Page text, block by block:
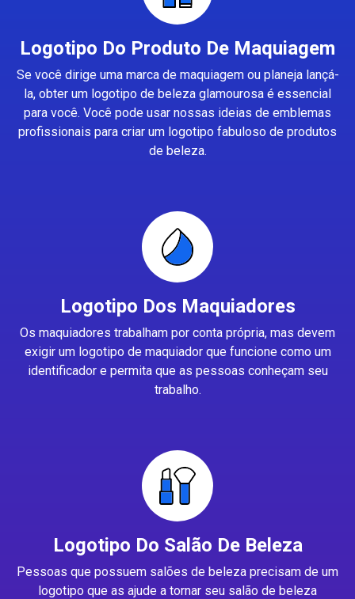
Logotipo Do Produto De Maquiagem
Se você dirige uma marca de maquiagem ou planeja lançá-
la, obter um logotipo de beleza glamourosa é essencial
para você. Você pode usar nossas ideias de emblemas
profissionais para criar um logotipo fabuloso de produtos
de beleza.
Logotipo Dos Maquiadores
Os maquiadores trabalham por conta própria, mas devem
exigir um logotipo de maquiador que funcione como um
identificador e permita que as pessoas conheçam seu
trabalho.
Logotipo Do Salão De Beleza
Pessoas que possuem salões de beleza precisam de um
logotipo que as ajude a tornar seu salão de beleza